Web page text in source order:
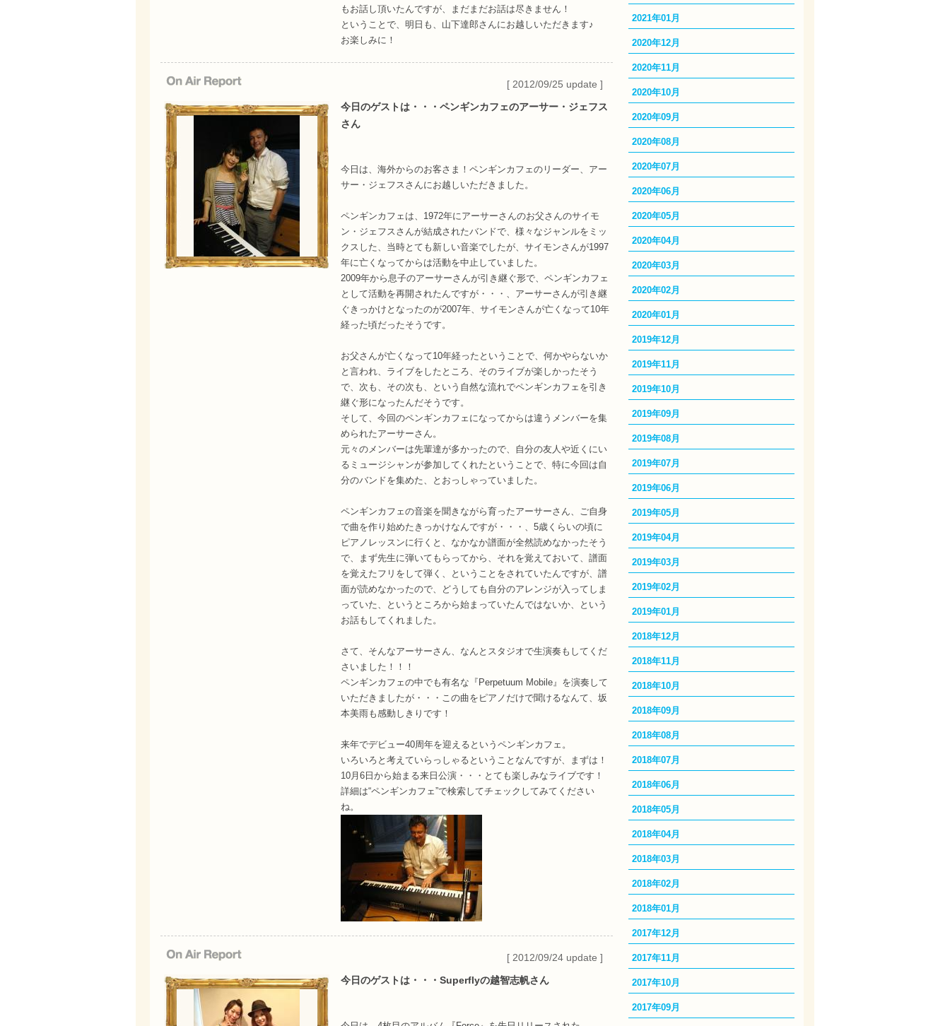
もお話し頂いたんですが、まだまだお話は尽きません！
ということで、明日も、山下達郎さんにお越しいただきます♪
お楽しみに！
[ 2012/09/25 update ]
今日のゲストは・・・ペンギンカフェのアーサー・ジェフス
さん
今日は、海外からのお客さま！ペンギンカフェのリーダー、アー
サー・ジェフスさんにお越しいただきました。
ペンギンカフェは、1972年にアーサーさんのお父さんのサイモ
ン・ジェフスさんが結成されたバンドで、様々なジャンルをミッ
クスした、当時とても新しい音楽でしたが、サイモンさんが1997
年に亡くなってからは活動を中止していました。
2009年から息子のアーサーさんが引き継ぐ形で、ペンギンカフェ
として活動を再開されたんですが・・・、アーサーさんが引き継
ぐきっかけとなったのが2007年、サイモンさんが亡くなって10年
経った頃だったそうです。
お父さんが亡くなって10年経ったということで、何かやらないか
と言われ、ライブをしたところ、そのライブが楽しかったそう
で、次も、その次も、という自然な流れでペンギンカフェを引き
継ぐ形になったんだそうです。
そして、今回のペンギンカフェになってからは違うメンバーを集
められたアーサーさん。
元々のメンバーは先輩達が多かったので、自分の友人や近くにい
るミュージシャンが参加してくれたということで、特に今回は自
分のバンドを集めた、とおっしゃっていました。
ペンギンカフェの音楽を聞きながら育ったアーサーさん、ご自身
で曲を作り始めたきっかけなんですが・・・、5歳くらいの頃に
ピアノレッスンに行くと、なかなか譜面が全然読めなかったそう
で、まず先生に弾いてもらってから、それを覚えておいて、譜面
を覚えたフリをして弾く、ということをされていたんですが、譜
面が読めなかったので、どうしても自分のアレンジが入ってしま
っていた、というところから始まっていたんではないか、という
お話もしてくれました。
さて、そんなアーサーさん、なんとスタジオで生演奏もしてくだ
さいました！！！
ペンギンカフェの中でも有名な『Perpetuum Mobile』を演奏して
いただきましたが・・・この曲をピアノだけで聞けるなんて、坂
本美雨も感動しきりです！
来年でデビュー40周年を迎えるというペンギンカフェ。
いろいろと考えていらっしゃるということなんですが、まずは！
10月6日から始まる来日公演・・・とても楽しみなライブです！
詳細は“ペンギンカフェ”で検索してチェックしてみてください
ね。
[ 2012/09/24 update ]
今日のゲストは・・・Superflyの越智志帆さん
2021年01月
2020年12月
2020年11月
2020年10月
2020年09月
2020年08月
2020年07月
2020年06月
2020年05月
2020年04月
2020年03月
2020年02月
2020年01月
2019年12月
2019年11月
2019年10月
2019年09月
2019年08月
2019年07月
2019年06月
2019年05月
2019年04月
2019年03月
2019年02月
2019年01月
2018年12月
2018年11月
2018年10月
2018年09月
2018年08月
2018年07月
2018年06月
2018年05月
2018年04月
2018年03月
2018年02月
2018年01月
2017年12月
2017年11月
2017年10月
2017年09月